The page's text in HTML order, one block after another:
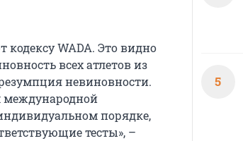
WADA. Это видно
всех атлетов из
невиновности.
порядке,
тесты», –
5